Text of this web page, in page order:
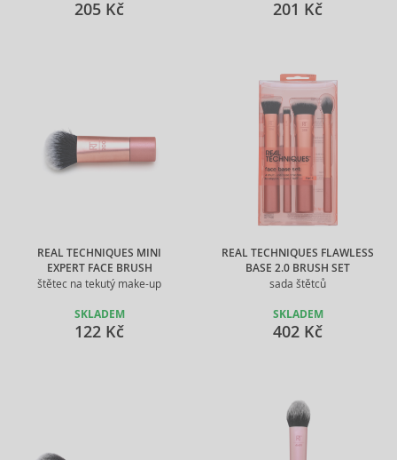
205 Kč 201 Kč
REAL TECHNIQUES MINI
EXPERT FACE BRUSH
štětec na tekutý make-up
SKLADEM
122 Kč
REAL TECHNIQUES FLAWLESS
BASE 2.0 BRUSH SET
sada štětců
SKLADEM
402 Kč